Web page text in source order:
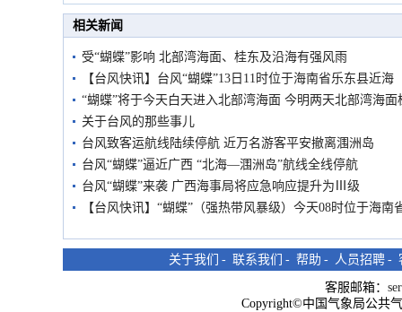
市民在堤岸见证汛况
相关新闻
受“蝴蝶”影响 北部湾海面、桂东及沿海有强风雨
【台风快讯】台风“蝴蝶”13日11时位于海南省乐东县近海
“蝴蝶”将于今天白天进入北部湾海面 今明两天北部湾海
关于台风的那些事儿
台风致客运航线陆续停航 近万名游客平安撤离涠洲岛
台风“蝴蝶”逼近广西 “北海—涠洲岛”航线全线停航
台风“蝴蝶”来袭 广西海事局将应急响应提升为Ⅲ级
【台风快讯】“蝴蝶”（强热带风暴级）今天08时位于海南
关于我们 - 联系我们 - 帮助 - 人员招聘 -
客服邮箱：
Copyright©中国气象局公共